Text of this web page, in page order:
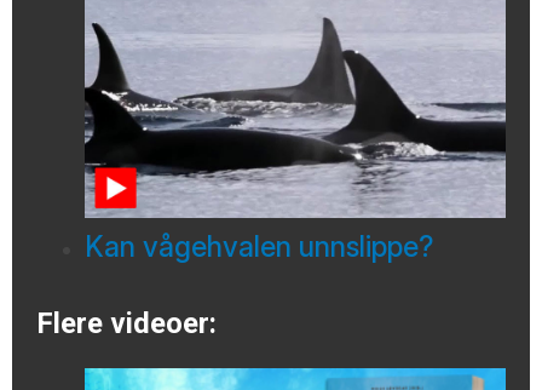
Kan vågehvalen unnslippe?
Flere videoer: